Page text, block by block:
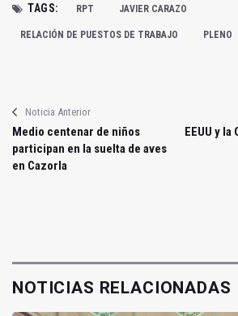
TAGS: RPT JAVIER CARAZO
RELACIÓN DE PUESTOS DE TRABAJO PLENO
Noticia Anterior
Medio centenar de niños
participan en la suelta de aves
en Cazorla
EEUU y la
NOTICIAS RELACIONADAS